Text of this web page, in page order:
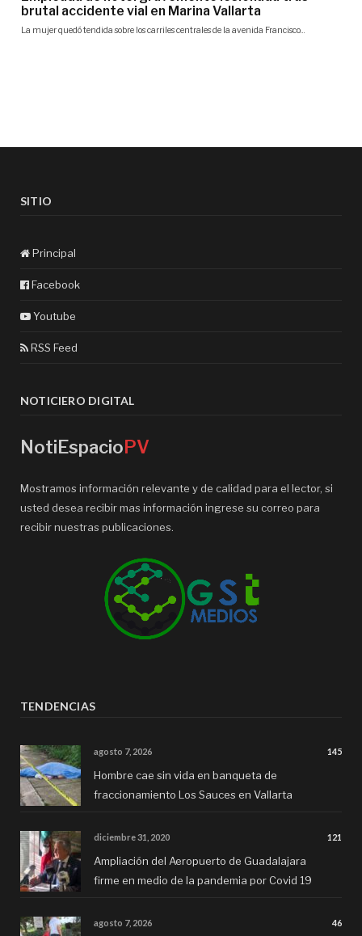
SITIO
Principal
Facebook
Youtube
RSS Feed
NOTICIERO DIGITAL
NotiEspacioPV
Mostramos información relevante y de calidad para el lector, si
usted desea recibir mas información ingrese su correo para
recibir nuestras publicaciones.
TENDENCIAS
agosto 7, 2026 145
Hombre cae sin vida en banqueta de
fraccionamiento Los Sauces en Vallarta
diciembre 31, 2020 121
Ampliación del Aeropuerto de Guadalajara
firme en medio de la pandemia por Covid 19
agosto 7, 2026 46